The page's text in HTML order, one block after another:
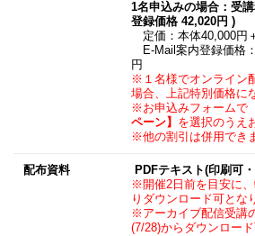
1名申込みの場合：受
登録価格 42,020円 )
定価：本体40,000円
E-Mail案内登録価格
円
※１名様でオンライン
場合、上記特別価格に
※お申込みフォームで
ペーン】
を選択のうえ
※他の割引は併用でき
配布資料
PDFテキスト(印刷可
※開催2日前を目安に
りダウンロード可とな
※アーカイブ配信受講
(7/28)からダウンロード